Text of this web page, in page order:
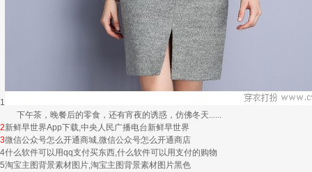
1
下午茶，晚餐后的零食，还有宵夜的诱惑，仿佛冬天......
2新鲜早世界App下载,中央人民广播电台新鲜早世界
3微信公众号怎么开通商城,微信公众号怎么开通商店
4什么软件可以用qq支付买东西,什么软件可以用支付的购物
5淘宝主图背景素材图片,淘宝主图背景素材图片黑色